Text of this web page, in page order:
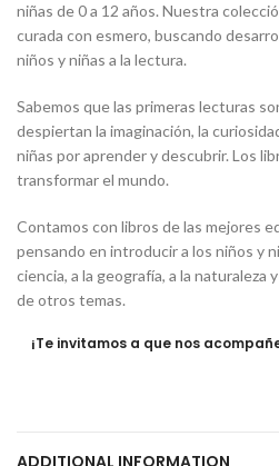
niñas de 0 a 12 años. Nuestra
curada con esmero, buscando
niños y niñas a la lectura.
Sabemos que las primeras lecturas
despiertan la imaginación, la
niñas por aprender y descubrir. Los
transformar el mundo.
Contamos con libros de las mejores
pensando en introducir a los niños y
ciencia, a la geografía, a la naturaleza
de otros temas.
¡Te invitamos a que nos
ADDITIONAL INFORMATION